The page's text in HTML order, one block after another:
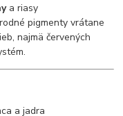
a riasy
pigmenty vrátane
najmä červených
a jadra